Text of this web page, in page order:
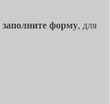
заполните форму, для